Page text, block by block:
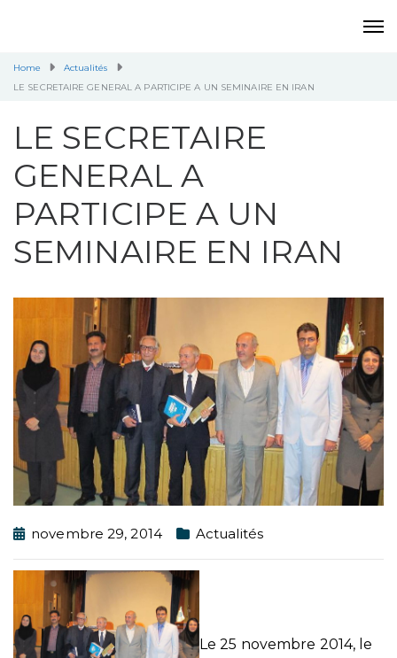
Home
Actualités
LE SECRETAIRE GENERAL A PARTICIPE A UN SEMINAIRE EN IRAN
LE SECRETAIRE
GENERAL A
PARTICIPE A UN
SEMINAIRE EN IRAN
novembre 29, 2014 Actualités
Le 25 novembre 2014, le